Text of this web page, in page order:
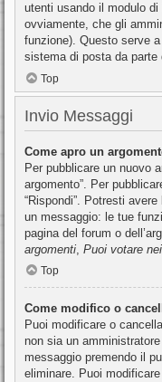
utenti usando il modulo
ovviamente, che gli
funzione). Questo serve
sistema di posta da parte
Top
Invio Messaggi
Come apro un
Per pubblicare un nuovo
argomento”. Per
“Rispondi”. Potresti
un messaggio: le tue
pagina del forum o
argomenti Puoi votare
Top
Come modifico o
Puoi modificare o
non sia un
messaggio premendo il
eliminare. Puoi